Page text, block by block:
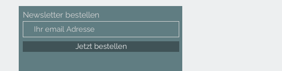
Newsletter bestellen
Jetzt bestellen